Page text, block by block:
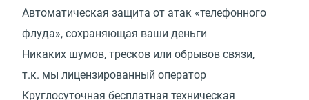
Автоматическая защита от атак «телефонного
флуда», сохраняющая ваши деньги
Никаких шумов, тресков или обрывов связи,
т.к. мы лицензированный оператор
Круглосуточная бесплатная техническая